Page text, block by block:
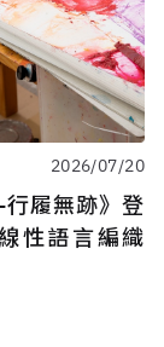
2026/07/20
履無跡》登
性語言編織